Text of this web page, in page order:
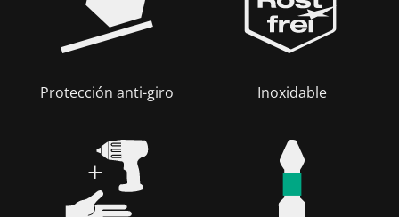
Protección anti-giro Inoxidable
+